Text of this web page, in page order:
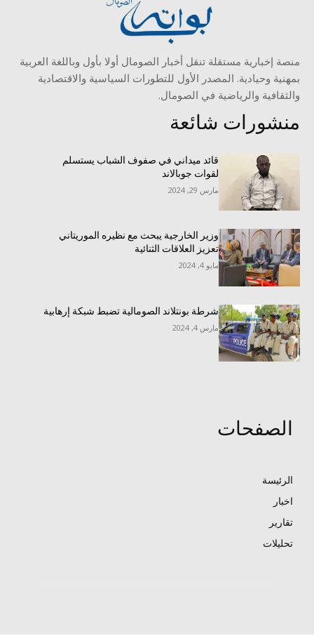
منصة إخبارية مستقلة تنقل أخبار الصومال أولا بأول وباللغة العربية
بمهنية وحيادية. المصدر الأول للتطورات السياسية والاقتصادية
والثقافية والرياضية في الصومال.
منشورات شائعة
قائد ميداني في صفوف الشباب يستسلم
لقوات جوبالاند
مارس 29, 2024
وزير الخارجية يبحث مع نظيره الموريتاني
تعزيز العلاقات الثنائية
مايو 4, 2024
شرطة بونتلاند الصومالية تضبط شبكة إرهابية
مارس 4, 2024
الصفحات
الرئيسة
اخبار
تقارير
تحليلات